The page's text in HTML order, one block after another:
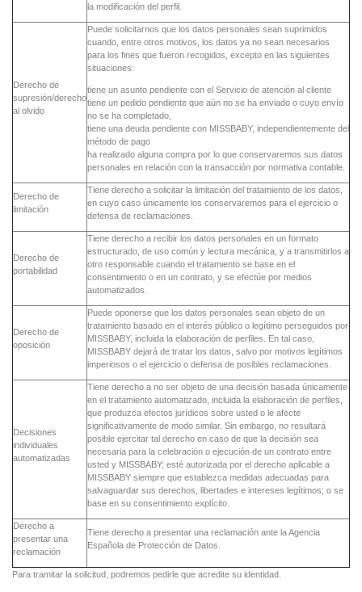
la modificación del perfil.
Derecho de
supresión/derecho
al olvido
Puede solicitarnos que los datos personales sean suprimidos
cuando, entre otros motivos, los datos ya no sean necesarios
para los fines que fueron recogidos, excepto en las siguientes
situaciones:
tiene un asunto pendiente con el Servicio de atención al cliente
tiene un pedido pendiente que aún no se ha enviado o cuyo envío
no se ha completado,
tiene una deuda pendiente con MISSBABY, independientemente del
método de pago
ha realizado alguna compra por lo que conservaremos sus datos
personales en relación con la transacción por normativa contable.
Derecho de
limitación
Tiene derecho a solicitar la limitación del tratamiento de los datos,
en cuyo caso únicamente los conservaremos para el ejercicio o
defensa de reclamaciones.
Derecho de
portabilidad
Tiene derecho a recibir los datos personales en un formato
estructurado, de uso común y lectura mecánica, y a transmitirlos a
otro responsable cuando el tratamiento se base en el
consentimiento o en un contrato, y se efectúe por medios
automatizados.
Derecho de
oposición
Puede oponerse que los datos personales sean objeto de un
tratamiento basado en el interés público o legítimo perseguidos por
MISSBABY, incluida la elaboración de perfiles. En tal caso,
MISSBABY dejará de tratar los datos, salvo por motivos legítimos
imperiosos o el ejercicio o defensa de posibles reclamaciones.
Decisiones
individuales
automatizadas
Tiene derecho a no ser objeto de una decisión basada únicamente
en el tratamiento automatizado, incluida la elaboración de perfiles,
que produzca efectos jurídicos sobre usted o le afecte
significativamente de modo similar. Sin embargo, no resultará
posible ejercitar tal derecho en caso de que la decisión sea
necesaria para la celebración o ejecución de un contrato entre
usted y MISSBABY; esté autorizada por el derecho aplicable a
MISSBABY siempre que establezca medidas adecuadas para
salvaguardar sus derechos, libertades e intereses legítimos; o se
base en su consentimiento explícito.
Derecho a
presentar una
reclamación
Tiene derecho a presentar una reclamación ante la Agencia
Española de Protección de Datos.
Para tramitar la solicitud, podremos pedirle que acredite su identidad.